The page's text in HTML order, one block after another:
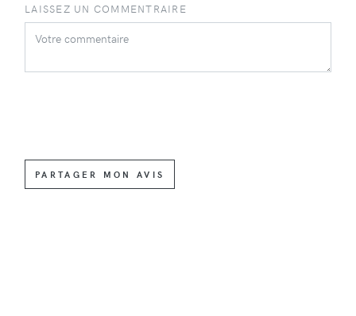
LAISSEZ UN COMMENTRAIRE
PARTAGER MON AVIS